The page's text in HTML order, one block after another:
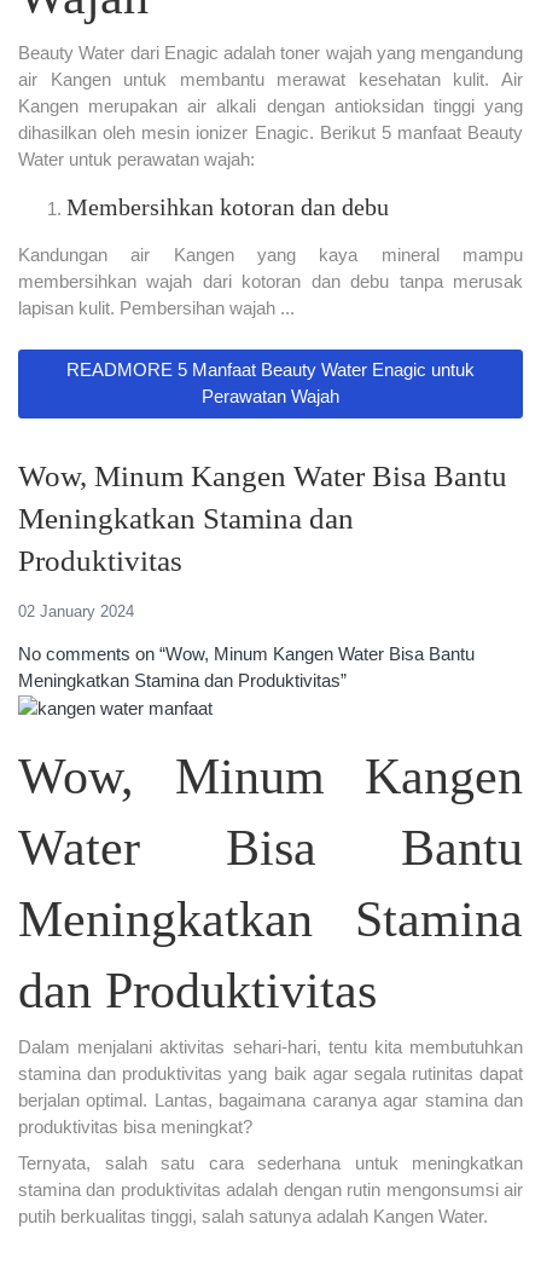
Beauty Water dari Enagic adalah toner wajah yang mengandung
air Kangen untuk membantu merawat kesehatan kulit. Air
Kangen merupakan air alkali dengan antioksidan tinggi yang
dihasilkan oleh mesin ionizer Enagic. Berikut 5 manfaat Beauty
Water untuk perawatan wajah:
Membersihkan kotoran dan debu
Kandungan air Kangen yang kaya mineral mampu
membersihkan wajah dari kotoran dan debu tanpa merusak
lapisan kulit. Pembersihan wajah ...
READMORE 5 Manfaat Beauty Water Enagic untuk
Perawatan Wajah
Wow, Minum Kangen Water Bisa Bantu
Meningkatkan Stamina dan
Produktivitas
02 January 2024
No comments on “Wow, Minum Kangen Water Bisa Bantu
Meningkatkan Stamina dan Produktivitas”
Wow, Minum Kangen
Water Bisa Bantu
Meningkatkan Stamina
dan Produktivitas
Dalam menjalani aktivitas sehari-hari, tentu kita membutuhkan
stamina dan produktivitas yang baik agar segala rutinitas dapat
berjalan optimal. Lantas, bagaimana caranya agar stamina dan
produktivitas bisa meningkat?
Ternyata, salah satu cara sederhana untuk meningkatkan
stamina dan produktivitas adalah dengan rutin mengonsumsi air
putih berkualitas tinggi, salah satunya adalah Kangen Water.